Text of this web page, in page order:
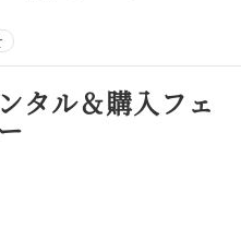
タル＆購入フェ